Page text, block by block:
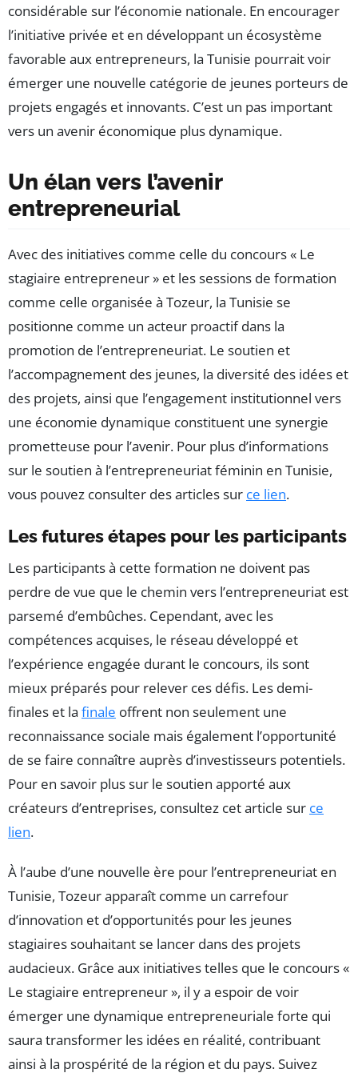
considérable sur l’économie nationale. En encourager
l’initiative privée et en développant un écosystème
favorable aux entrepreneurs, la Tunisie pourrait voir
émerger une nouvelle catégorie de jeunes porteurs de
projets engagés et innovants. C’est un pas important
vers un avenir économique plus dynamique.
Un élan vers l’avenir
entrepreneurial
Avec des initiatives comme celle du concours « Le
stagiaire entrepreneur » et les sessions de formation
comme celle organisée à Tozeur, la Tunisie se
positionne comme un acteur proactif dans la
promotion de l’entrepreneuriat. Le soutien et
l’accompagnement des jeunes, la diversité des idées et
des projets, ainsi que l’engagement institutionnel vers
une économie dynamique constituent une synergie
prometteuse pour l’avenir. Pour plus d’informations
sur le soutien à l’entrepreneuriat féminin en Tunisie,
vous pouvez consulter des articles sur ce lien.
Les futures étapes pour les participants
Les participants à cette formation ne doivent pas
perdre de vue que le chemin vers l’entrepreneuriat est
parsemé d’embûches. Cependant, avec les
compétences acquises, le réseau développé et
l’expérience engagée durant le concours, ils sont
mieux préparés pour relever ces défis. Les demi-
finales et la finale offrent non seulement une
reconnaissance sociale mais également l’opportunité
de se faire connaître auprès d’investisseurs potentiels.
Pour en savoir plus sur le soutien apporté aux
créateurs d’entreprises, consultez cet article sur ce
lien.
À l’aube d’une nouvelle ère pour l’entrepreneuriat en
Tunisie, Tozeur apparaît comme un carrefour
d’innovation et d’opportunités pour les jeunes
stagiaires souhaitant se lancer dans des projets
audacieux. Grâce aux initiatives telles que le concours «
Le stagiaire entrepreneur », il y a espoir de voir
émerger une dynamique entrepreneuriale forte qui
saura transformer les idées en réalité, contribuant
ainsi à la prospérité de la région et du pays. Suivez